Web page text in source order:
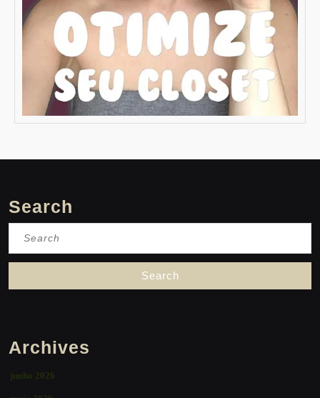
Search
Archives
junho 2026